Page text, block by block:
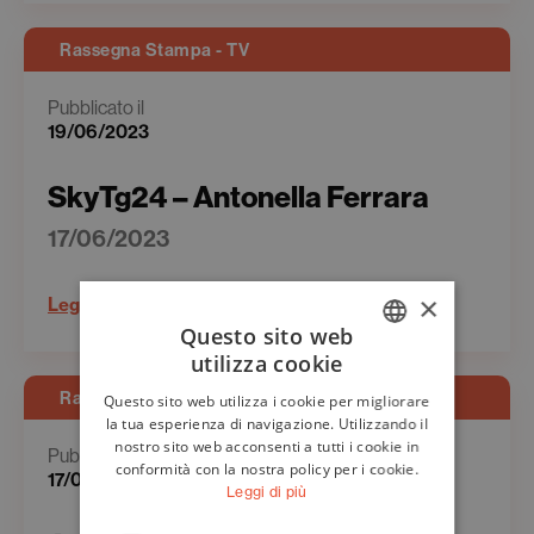
Rassegna Stampa - TV
Pubblicato il
19/06/2023
SkyTg24 – Antonella Ferrara
17/06/2023
Leggi
Rassegna Stampa - Web
Pubblicato il
17/06/2023
ENGLISH
×
Questo sito web
utilizza cookie
Questo sito web utilizza i cookie per migliorare
la tua esperienza di navigazione. Utilizzando il
nostro sito web acconsenti a tutti i cookie in
conformità con la nostra policy per i cookie.
Leggi di più